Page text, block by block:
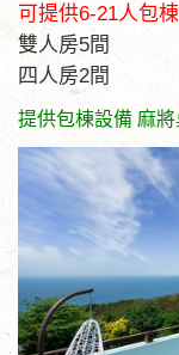
可提供6-21人包棟
雙人房5間
四人房2間
提供包棟設備 麻